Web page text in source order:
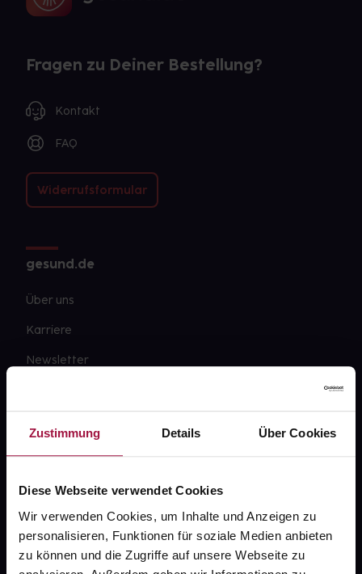
Zustimmung Details Über Cookies
Diese Webseite verwendet Cookies
Wir verwenden Cookies, um Inhalte und Anzeigen zu
personalisieren, Funktionen für soziale Medien anbieten
zu können und die Zugriffe auf unsere Webseite zu
Fragen zu Deiner Bestellung?
Kontakt
FAQ
Widerrufsformular
gesund.de
Über uns
Karriere
Newsletter
Datenschutz
AGB
Impressum